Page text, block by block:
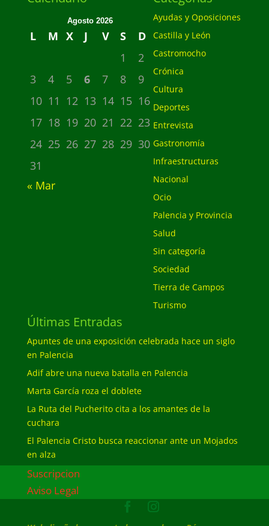
Agosto 2026
L M X J V S
D
1
2
3
4 5 6 7 8
9
10 11 12 13 14 15 16
17 18 19 20 21 22 23
24 25 26 27 28 29 30
31
« Mar
Ayudas y Oposiciones
Castilla y León
Castromocho
Crónica
Cultura
Deportes
Entrevista
Gastronomía
Infraestructuras
Nacional
Ocio
Palencia y Provincia
Salud
Sin categoría
Sociedad
Tierra de Campos
Turismo
Últimas Entradas
Apuntes de una exposición celebrada hace un siglo
en Palencia
Adif abre una nueva batalla en Palencia
Marta García roza el doblete
La Ruta del Pucherito cita a los amantes de la
cuchara
El Palencia Cristo busca reaccionar ante un Mojados
en alza
Suscripcion
Aviso Legal